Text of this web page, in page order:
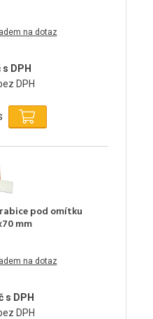
na dotaz
DPH
DPH
pod omítku
mm
na dotaz
s DPH
DPH